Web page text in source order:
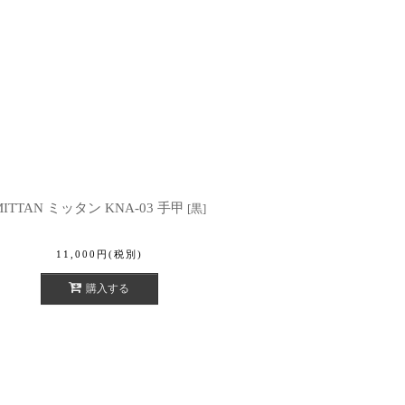
ミッタン KNA-03 手甲 [黒]
11,000 円 (税別)
購入する